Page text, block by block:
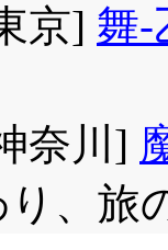
京] 舞-
奈川]
り、